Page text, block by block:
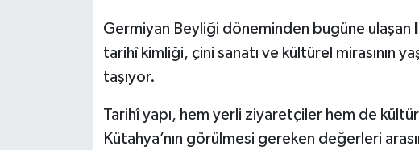
Germiyan Beyliği döneminden bugüne ulaşan
tarihî kimliği, çini sanatı ve kültürel mirasının
taşıyor.
Tarihî yapı, hem yerli ziyaretçiler hem de
Kütahya’nın görülmesi gereken değerleri